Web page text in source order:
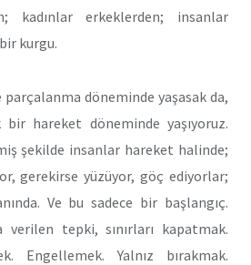
kadınlar erkeklerden; insanlar
kurgu.
döneminde yaşasak da,
bir hareket döneminde yaşıyoruz.
şekilde insanlar hareket halinde;
gerekirse yüzüyor, göç ediyorlar;
Ve bu sadece bir başlangıç.
tepki, sınırları kapatmak.
Engellemek. Yalnız bırakmak.